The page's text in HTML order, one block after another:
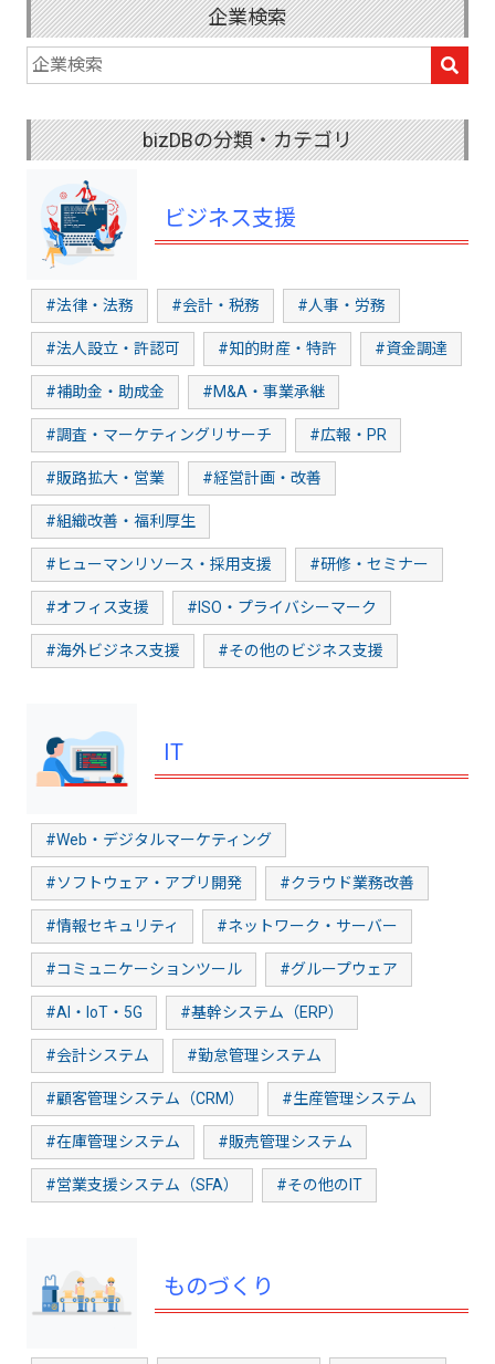
企業検索
bizDBの分類・カテゴリ
ビジネス支援
#法律・法務 #会計・税務 #人事・労務
#法人設立・許認可 #知的財産・特許 #資金調達
#補助金・助成金 #M&A・事業承継
#調査・マーケティングリサーチ #広報・PR
#販路拡大・営業 #経営計画・改善
#組織改善・福利厚生
#ヒューマンリソース・採用支援 #研修・セミナー
#オフィス支援 #ISO・プライバシーマーク
#海外ビジネス支援 #その他のビジネス支援
IT
#Web・デジタルマーケティング
#ソフトウェア・アプリ開発 #クラウド業務改善
#情報セキュリティ #ネットワーク・サーバー
#コミュニケーションツール #グループウェア
#AI・IoT・5G #基幹システム（ERP）
#会計システム #勤怠管理システム
#顧客管理システム（CRM） #生産管理システム
#在庫管理システム #販売管理システム
#営業支援システム（SFA） #その他のIT
ものづくり